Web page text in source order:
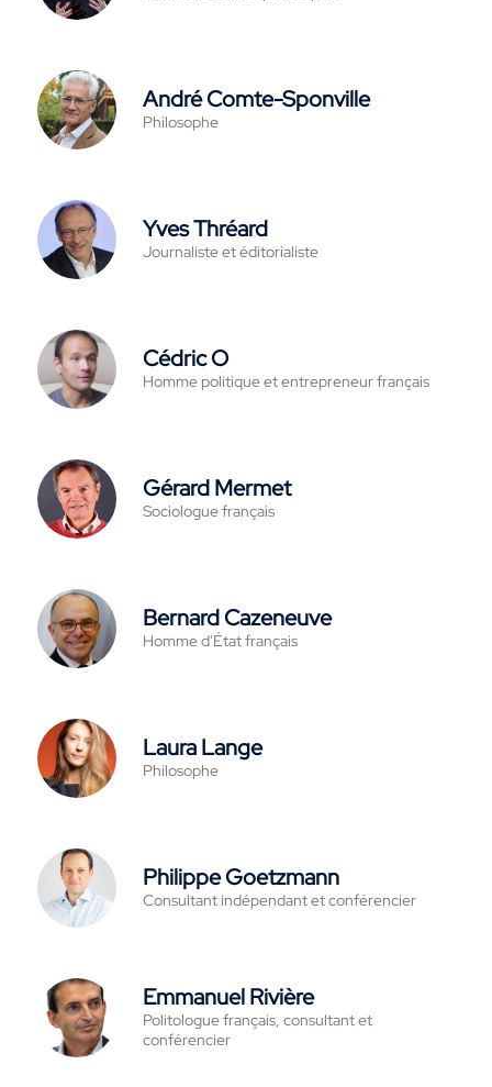
André Comte-Sponville
Philosophe
Yves Thréard
Journaliste et éditorialiste
Cédric O
Homme politique et entrepreneur français
Gérard Mermet
Sociologue français
Bernard Cazeneuve
Homme d'État français
Laura Lange
Philosophe
Philippe Goetzmann
Consultant indépendant et conférencier
Emmanuel Rivière
Politologue français, consultant et
conférencier